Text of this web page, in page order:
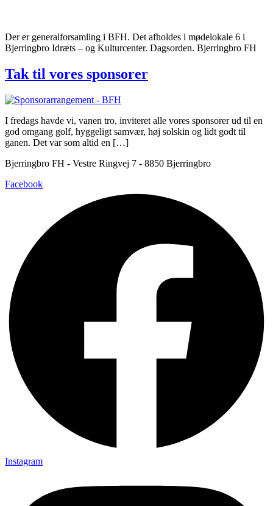
Der er generalforsamling i BFH. Det afholdes i mødelokale 6 i
Bjerringbro Idræts – og Kulturcenter. Dagsorden. Bjerringbro FH
Tak til vores sponsorer
I fredags havde vi, vanen tro, inviteret alle vores sponsorer ud til en
god omgang golf, hyggeligt samvær, høj solskin og lidt godt til
ganen. Det var som altid en […]
Bjerringbro FH - Vestre Ringvej 7 - 8850 Bjerringbro
Facebook
Instagram